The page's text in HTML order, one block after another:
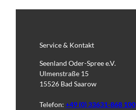
Service & Kontakt
Seenland Oder-Spree e.V.
Ulmenstraße 15
15526 Bad Saarow
Telefon: +49 (0) 33631-868 100